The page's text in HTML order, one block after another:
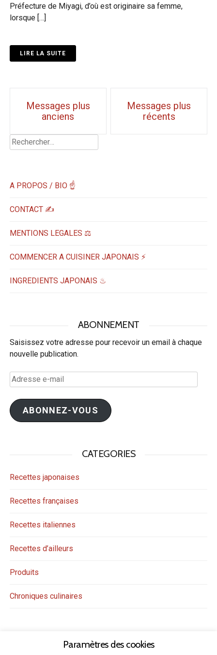
Préfecture de Miyagi, d’où est originaire sa femme,
lorsque […]
LIRE LA SUITE
Navigation
messages
Messages plus
anciens
Messages plus
récents
Rechercher :
A PROPOS / BIO ☝
CONTACT ✍️
MENTIONS LEGALES ⚖️
COMMENCER A CUISINER JAPONAIS ⚡
INGREDIENTS JAPONAIS ♨
ABONNEMENT
Saisissez votre adresse pour recevoir un email à chaque
nouvelle publication.
Adresse
e-
mail
ABONNEZ-VOUS
CATEGORIES
Recettes japonaises
Recettes françaises
Recettes italiennes
Recettes d’ailleurs
Produits
Chroniques culinaires
Paramètres des cookies